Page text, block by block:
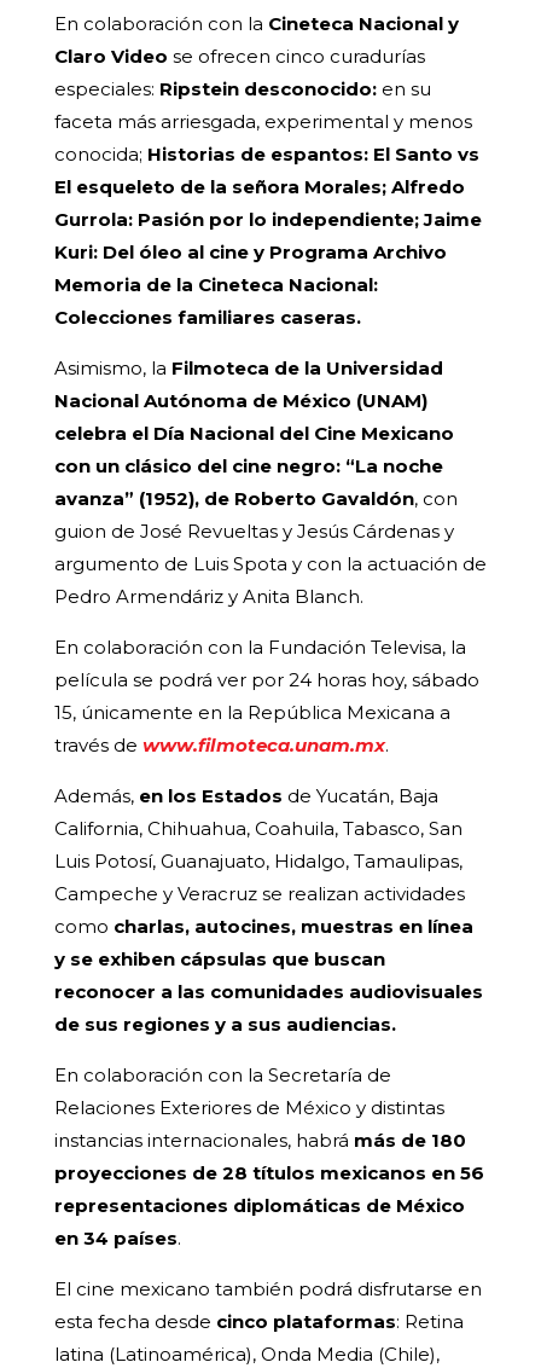
En colaboración con la Cineteca Nacional y
Claro Video se ofrecen cinco curadurías
especiales: Ripstein desconocido:en su
faceta más arriesgada, experimental y menos
conocida; Historias de espantos: El Santo vs
El esqueleto de la señora Morales; Alfredo
Gurrola: Pasión por lo independiente; Jaime
Kuri: Del óleo al cine y Programa Archivo
Memoria de la Cineteca Nacional:
Colecciones familiares caseras.
Asimismo, la Filmoteca de la Universidad
Nacional Autónoma de México (UNAM)
celebra el Día Nacional del Cine Mexicano
con un clásico del cine negro: “La noche
avanza” (1952), de Roberto Gavaldón, con
guion de José Revueltas y Jesús Cárdenas y
argumento de Luis Spota y con la actuación de
Pedro Armendáriz y Anita Blanch.
En colaboración con la Fundación Televisa, la
película se podrá ver por 24 horas hoy, sábado
15, únicamente en la República Mexicana a
través de www.filmoteca.unam.mx.
Además, en los Estados de Yucatán, Baja
California, Chihuahua, Coahuila, Tabasco, San
Luis Potosí, Guanajuato, Hidalgo, Tamaulipas,
Campeche y Veracruz se realizan actividades
como charlas, autocines, muestras en línea
y se exhiben cápsulas que buscan
reconocer a las comunidades audiovisuales
de sus regiones y a sus audiencias.
En colaboración con la Secretaría de
Relaciones Exteriores de México y distintas
instancias internacionales, habrá más de 180
proyecciones de 28 títulos mexicanos en 56
representaciones diplomáticas de México
en 34 países.
El cine mexicano también podrá disfrutarse en
esta fecha desde cinco plataformas: Retina
latina (Latinoamérica), Onda Media (Chile),